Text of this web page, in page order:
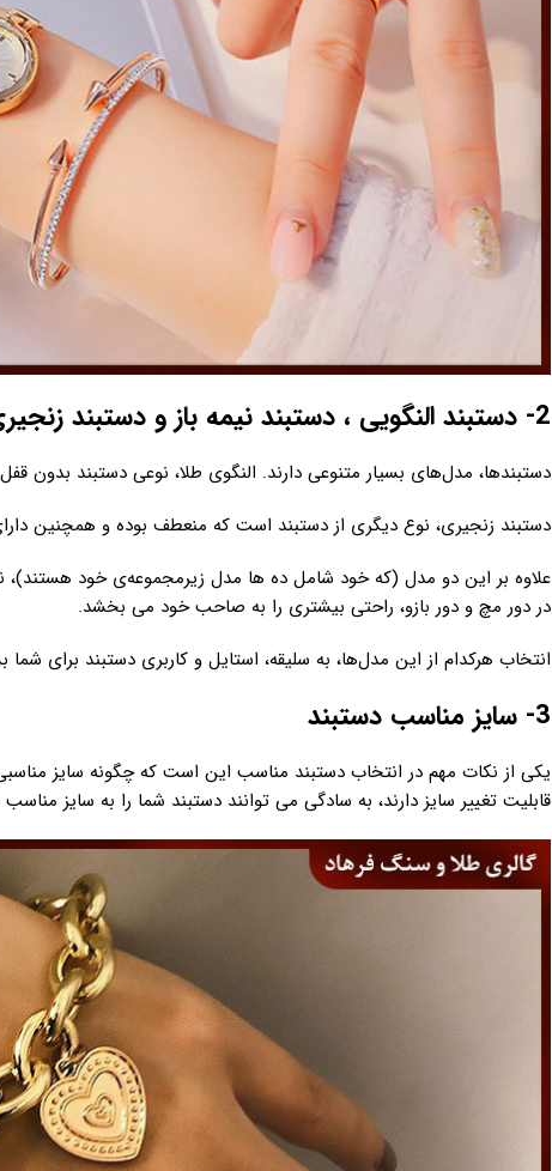
2- دستبند النگویی ، دستبند نیمه باز و دستبند زنجیری
دستبندها، مدل‌های بسیار متنوعی دارند. النگوی طلا، نوعی دستبند
دستبند زنجیری، نوع دیگری از دستبند است که منعطف بوده و همچنین
علاوه بر این دو مدل (که خود شامل ده ها مدل زیرمجموعه‌ی خود هستند)،
در دور مچ و دور بازو، راحتی بیشتری را به صاحب خود می بخشد.
انتخاب هرکدام از این مدل‌ها، به سلیقه، استایل و کاربری دستبند برای شما
3- سایز مناسب دستبند
یکی از نکات مهم در انتخاب دستبند مناسب این است که چگونه سایز
قابلیت تغییر سایز دارند، به سادگی می توانند دستبند شما را به سایز